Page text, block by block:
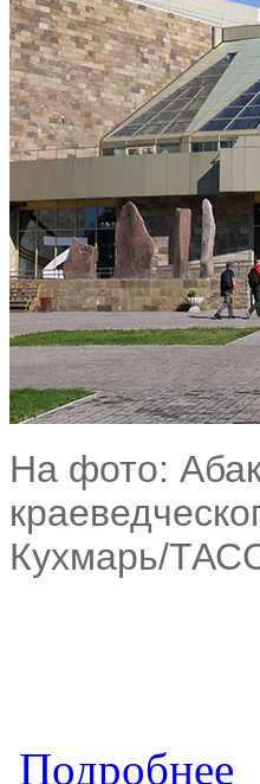
На фото:
Кухмарь/
Подробнее о